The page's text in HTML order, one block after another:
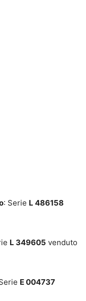
: Serie L 486158
L 349605 venduto
E 004737